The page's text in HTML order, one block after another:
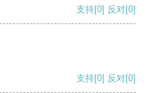
支持[0] 反对[0]
支持[0] 反对[0]